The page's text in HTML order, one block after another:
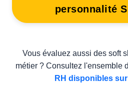
personnalité
Vous évaluez aussi des soft
métier ? Consultez l'ensemble
RH disponibles sur